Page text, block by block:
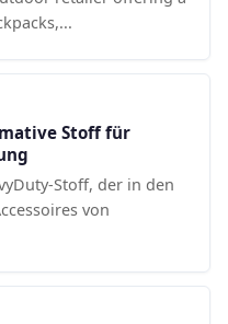
Stoff für
Stoff, der in den
von